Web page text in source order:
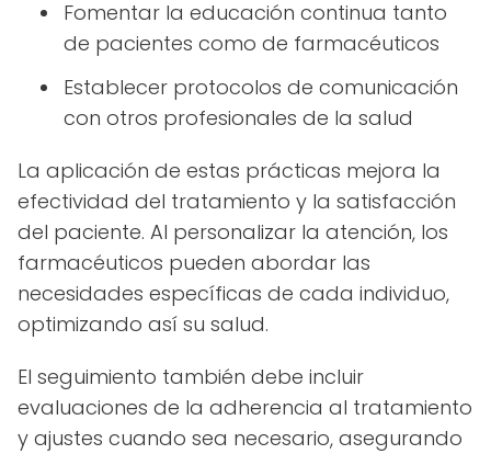
Fomentar la educación continua tanto
de pacientes como de farmacéuticos
Establecer protocolos de comunicación
con otros profesionales de la salud
La aplicación de estas prácticas mejora la
efectividad del tratamiento y la satisfacción
del paciente. Al personalizar la atención, los
farmacéuticos pueden abordar las
necesidades específicas de cada individuo,
optimizando así su salud.
El seguimiento también debe incluir
evaluaciones de la adherencia al tratamiento
y ajustes cuando sea necesario, asegurando